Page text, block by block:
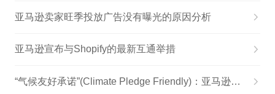
亚马逊卖家旺季投放广告没有曝光的原因分析
亚马逊宣布与Shopify的最新互通举措
“气候友好承诺”(Climate Pledge Friendly)：亚马逊2040年实现净碳中和